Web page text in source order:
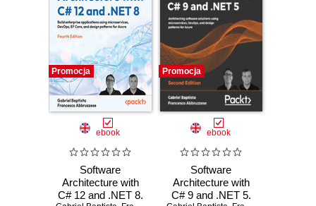
Promocja
ebook
Software
Architecture with
C# 12 and .NET 8.
Promocja
ebook
Software
Architecture with
C# 9 and .NET 5.